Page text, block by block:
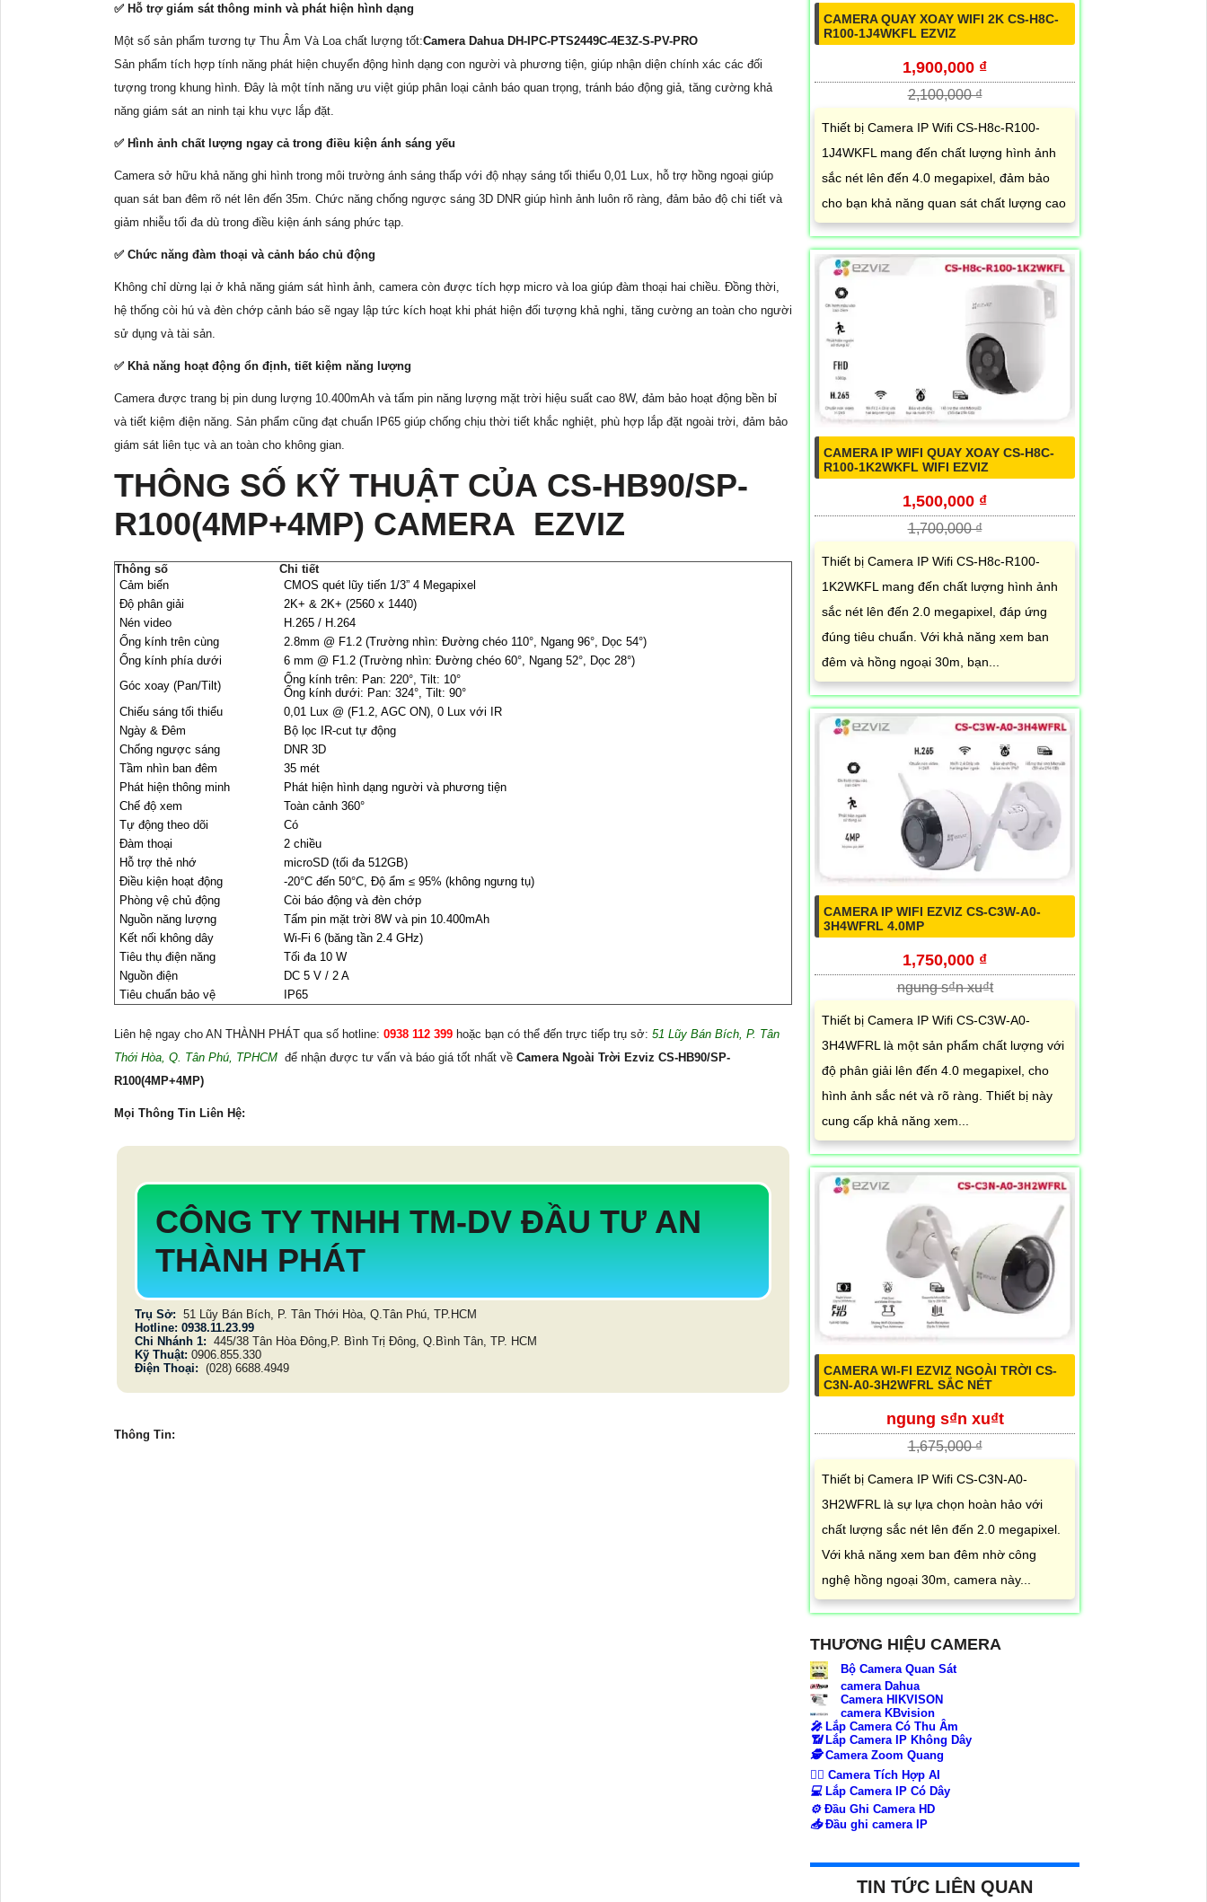
✅ Hỗ trợ giám sát thông minh và phát hiện hình dạng
Một số sản phẩm tương tự Thu Âm Và Loa chất lượng tốt:Camera Dahua DH-IPC-PTS2449C-4E3Z-S-PV-PRO
Sản phẩm tích hợp tính năng phát hiện chuyển động hình dạng con người và phương tiện, giúp nhận diện chính xác các đối
tượng trong khung hình. Đây là một tính năng ưu việt giúp phân loại cảnh báo quan trọng, tránh báo động giả, tăng cường khả
năng giám sát an ninh tại khu vực lắp đặt.
✅ Hình ảnh chất lượng ngay cả trong điều kiện ánh sáng yếu
Camera sở hữu khả năng ghi hình trong môi trường ánh sáng thấp với độ nhạy sáng tối thiểu 0,01 Lux, hỗ trợ hồng ngoại giúp
quan sát ban đêm rõ nét lên đến 35m. Chức năng chống ngược sáng 3D DNR giúp hình ảnh luôn rõ ràng, đảm bảo độ chi tiết và
giảm nhiễu tối đa dù trong điều kiện ánh sáng phức tạp.
✅ Chức năng đàm thoại và cảnh báo chủ động
Không chỉ dừng lại ở khả năng giám sát hình ảnh, camera còn được tích hợp micro và loa giúp đàm thoại hai chiều. Đồng thời,
hệ thống còi hú và đèn chớp cảnh báo sẽ ngay lập tức kích hoạt khi phát hiện đối tượng khả nghi, tăng cường an toàn cho người
sử dụng và tài sản.
✅ Khả năng hoạt động ổn định, tiết kiệm năng lượng
Camera được trang bị pin dung lượng 10.400mAh và tấm pin năng lượng mặt trời hiệu suất cao 8W, đảm bảo hoạt động bền bỉ
và tiết kiệm điện năng. Sản phẩm cũng đạt chuẩn IP65 giúp chống chịu thời tiết khắc nghiệt, phù hợp lắp đặt ngoài trời, đảm bảo
giám sát liên tục và an toàn cho không gian.
THÔNG SỐ KỸ THUẬT CỦA CS-HB90/SP-
R100(4MP+4MP) CAMERA EZVIZ
Thông số
Chi tiết
Cảm biến
CMOS quét lũy tiến 1/3” 4 Megapixel
Độ phân giải
2K+ & 2K+ (2560 x 1440)
Nén video
H.265 / H.264
Ống kính trên cùng
2.8mm @ F1.2 (Trường nhìn: Đường chéo 110°, Ngang 96°, Dọc 54°)
Ống kính phía dưới
6 mm @ F1.2 (Trường nhìn: Đường chéo 60°, Ngang 52°, Dọc 28°)
Góc xoay (Pan/Tilt)
Ống kính trên: Pan: 220°, Tilt: 10°
Ống kính dưới: Pan: 324°, Tilt: 90°
Chiếu sáng tối thiểu
0,01 Lux @ (F1.2, AGC ON), 0 Lux với IR
Ngày & Đêm
Bộ lọc IR-cut tự động
Chống ngược sáng
DNR 3D
Tầm nhìn ban đêm
35 mét
Phát hiện thông minh
Phát hiện hình dạng người và phương tiện
Chế độ xem
Toàn cảnh 360°
Tự động theo dõi
Có
Đàm thoại
2 chiều
Hỗ trợ thẻ nhớ
microSD (tối đa 512GB)
Điều kiện hoạt động
-20°C đến 50°C, Độ ẩm ≤ 95% (không ngưng tụ)
Phòng vệ chủ động
Còi báo động và đèn chớp
Nguồn năng lượng
Tấm pin mặt trời 8W và pin 10.400mAh
Kết nối không dây
Wi-Fi 6 (băng tần 2.4 GHz)
Tiêu thụ điện năng
Tối đa 10 W
Nguồn điện
DC 5 V / 2 A
Tiêu chuẩn bảo vệ
IP65
Liên hệ ngay cho AN THÀNH PHÁT qua số hotline: 0938 112 399 hoặc bạn có thể đến trực tiếp trụ sở: 51 Lũy Bán Bích, P. Tân
Thới Hòa, Q. Tân Phú, TPHCM để nhận được tư vấn và báo giá tốt nhất về Camera Ngoài Trời Ezviz CS-HB90/SP-
R100(4MP+4MP)
Mọi Thông Tin Liên Hệ:
CÔNG TY TNHH TM-DV ĐẦU TƯ AN
THÀNH PHÁT
Trụ Sở: 51 Lũy Bán Bích, P. Tân Thới Hòa, Q.Tân Phú, TP.HCM
Hotline: 0938.11.23.99
Chi Nhánh 1: 445/38 Tân Hòa Đông,P. Bình Trị Đông, Q.Bình Tân, TP. HCM
Kỹ Thuật: 0906.855.330
Điện Thoại: (028) 6688.4949
Thông Tin:
CAMERA QUAY XOAY WIFI 2K CS-H8C-
R100-1J4WKFL EZVIZ
1,900,000 ₫
2,100,000 ₫
Thiết bị Camera IP Wifi CS-H8c-R100-
1J4WKFL mang đến chất lượng hình ảnh
sắc nét lên đến 4.0 megapixel, đảm bảo
cho bạn khả năng quan sát chất lượng cao
CAMERA IP WIFI QUAY XOAY CS-H8C-
R100-1K2WKFL WIFI EZVIZ
1,500,000 ₫
1,700,000 ₫
Thiết bị Camera IP Wifi CS-H8c-R100-
1K2WKFL mang đến chất lượng hình ảnh
sắc nét lên đến 2.0 megapixel, đáp ứng
đúng tiêu chuẩn. Với khả năng xem ban
đêm và hồng ngoại 30m, bạn...
CAMERA IP WIFI EZVIZ CS-C3W-A0-
3H4WFRL 4.0MP
1,750,000 ₫
ngung s₫n xu₫t
Thiết bị Camera IP Wifi CS-C3W-A0-
3H4WFRL là một sản phẩm chất lượng với
độ phân giải lên đến 4.0 megapixel, cho
hình ảnh sắc nét và rõ ràng. Thiết bị này
cung cấp khả năng xem...
CAMERA WI-FI EZVIZ NGOÀI TRỜI CS-
C3N-A0-3H2WFRL SẮC NÉT
ngung s₫n xu₫t
1,675,000 ₫
Thiết bị Camera IP Wifi CS-C3N-A0-
3H2WFRL là sự lựa chọn hoàn hảo với
chất lượng sắc nét lên đến 2.0 megapixel.
Với khả năng xem ban đêm nhờ công
nghệ hồng ngoại 30m, camera này...
THƯƠNG HIỆU CAMERA
Bộ Camera Quan Sát
camera Dahua
Camera HIKVISON
camera KBvision
️🎤️ Lắp Camera Có Thu Âm
📶 Lắp Camera IP Không Dây
🕵️Camera Zoom Quang
🧛‍♀️ Camera Tích Hợp AI
💻Lắp Camera IP Có Dây
⚙️Đầu Ghi Camera HD
📥Đầu ghi camera IP
TIN TỨC LIÊN QUAN